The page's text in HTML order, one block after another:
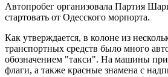
Автопробег организовала Партия
стартовать от Одесского морпорта.
Как утверждается, в колоне из
транспортных средств было много
обозначением "такси". На машины
флаги, а также красные знамена с